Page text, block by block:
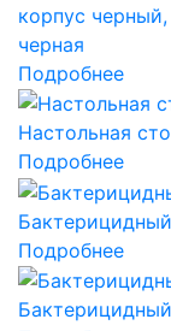
корпус
черная
Подробнее
Настольная
Подробнее
Подробнее